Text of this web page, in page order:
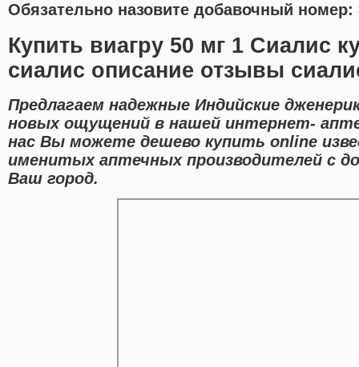
Обязательно назовите добавочный номер:
Купить виагру 50 мг 1 Сиалис
сиалис описание отзывы
Предлагаем надежные Индийские
новых ощущений в нашей интернет-
нас Вы можете дешево купить online
именитых аптечных производителей с
Ваш город.